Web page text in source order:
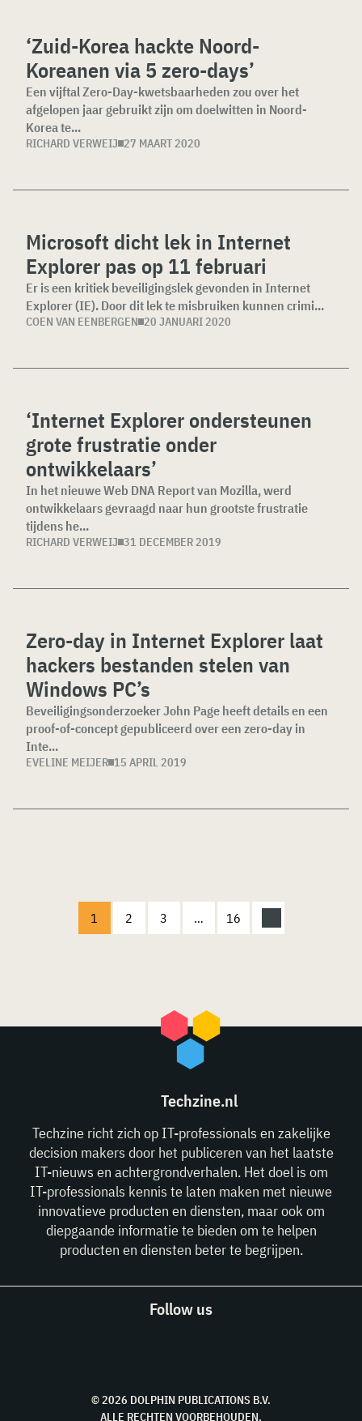
‘Zuid-Korea hackte Noord-
Koreanen via 5 zero-days’
Een vijftal Zero-Day-kwetsbaarheden zou over het
afgelopen jaar gebruikt zijn om doelwitten in Noord-
Korea te...
RICHARD VERWEIJ 27 MAART 2020
Microsoft dicht lek in Internet
Explorer pas op 11 februari
Er is een kritiek beveiligingslek gevonden in Internet
Explorer (IE). Door dit lek te misbruiken kunnen crimi...
COEN VAN EENBERGEN 20 JANUARI 2020
‘Internet Explorer ondersteunen
grote frustratie onder
ontwikkelaars’
In het nieuwe Web DNA Report van Mozilla, werd
ontwikkelaars gevraagd naar hun grootste frustratie
tijdens he...
RICHARD VERWEIJ 31 DECEMBER 2019
Zero-day in Internet Explorer laat
hackers bestanden stelen van
Windows PC’s
Beveiligingsonderzoeker John Page heeft details en een
proof-of-concept gepubliceerd over een zero-day in
Inte...
EVELINE MEIJER 15 APRIL 2019
1 2 3 … 16
Techzine.nl
Techzine richt zich op IT-professionals en zakelijke
decision makers door het publiceren van het laatste
IT-nieuws en achtergrondverhalen. Het doel is om
IT-professionals kennis te laten maken met nieuwe
innovatieve producten en diensten, maar ook om
diepgaande informatie te bieden om te helpen
producten en diensten beter te begrijpen.
Follow us
© 2026 DOLPHIN PUBLICATIONS B.V.
ALLE RECHTEN VOORBEHOUDEN.